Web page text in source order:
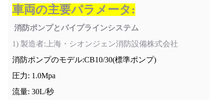
車両の主要パラメータ:
消防ポンプとパイプラインシステム
1) 製造者:上海・シオンジェン消防設備株式会社
消防ポンプのモデル:CB10/30(標準ポンプ)
圧力: 1.0Mpa
流量: 30L/秒